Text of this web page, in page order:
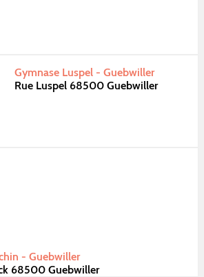
Gymnase Luspel - Guebwiller
Rue Luspel 68500 Guebwiller
- Guebwiller
68500 Guebwiller